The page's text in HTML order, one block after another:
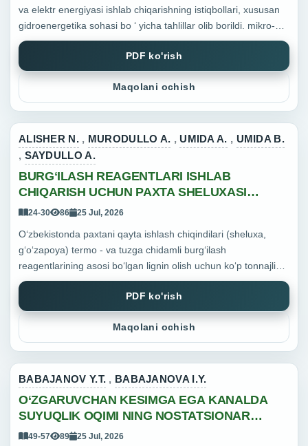
va elektr energiyasi ishlab chiqarishning istiqbollari, xususan
gidroenergetika sohasi bo ‘ yicha tahlillar olib borildi. mikro-
gidroelektrstansiyalar (mikroGES) lardan fo...
PDF ko'rish
Maqolani ochish
ALISHER N. , MURODULLO A. , UMIDA A. , UMIDA B.
, SAYDULLO A.
BURGʻILASH REAGENTLARI ISHLAB
CHIQARISH UCHUN PAXTA SHELUXASI
CHIQINDILARIDAN LIGNIN AJRATIB OLISH
24-30 86 25 Jul, 2026
Oʻzbekistonda paxtani qayta ishlash chiqindilari (sheluxa,
gʻoʻzapoya) termo - va tuzga chidamli burgʻilash
reagentlarining asosi boʻlgan lignin olish uchun koʻp tonnajli
qayta tiklanuvchi xomashyo hisoblanadi. Ligninni ajratib olish
PDF ko'rish
Maqolani ochish
BABAJANOV Y.T. , BABAJANOVA I.Y.
O‘ZGARUVCHAN KESIMGA EGA KANALDA
SUYUQLIK OQIMI NING NOSTATSIONAR
MASALASI
49-57 89 25 Jul, 2026